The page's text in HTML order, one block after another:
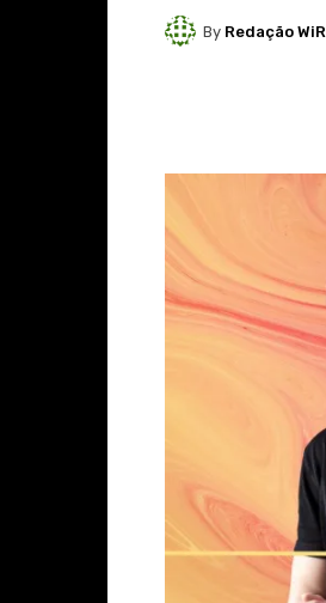
By Redação WiR